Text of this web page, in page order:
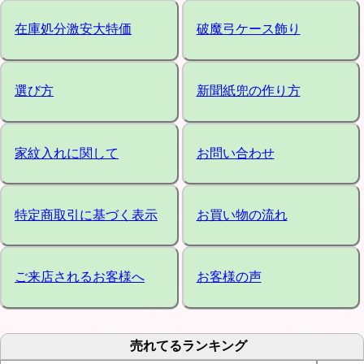
在庫処分激安大特価 破魔弓ケース飾り
選び方 新聞紙兜の作り方
家紋入れに関して お問い合わせ
特定商取引に基づく表示 お買い物の流れ
ご来店されるお客様へ お客様の声
売れてるランキング